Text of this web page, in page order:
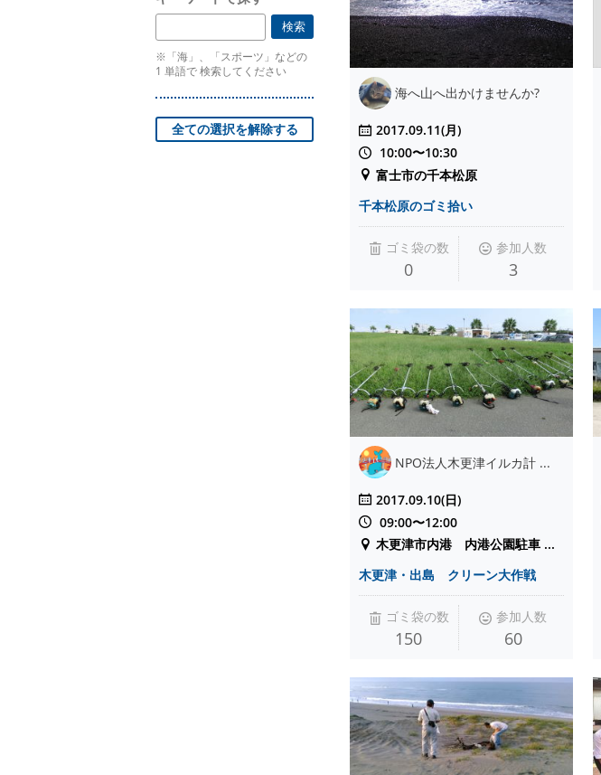
※「海」、「スポーツ」などの
1 単語で 検索してください
海へ山へ出かけませんか?
2017.09.11(月)
10:00〜10:30
富士市の千本松原
千本松原のゴミ拾い
ゴミ袋の数
0
参加人数
3
NPO法人木更津イルカ計 ...
2017.09.10(日)
09:00〜12:00
木更津市内港 内港公園駐車 ...
木更津・出島 クリーン大作戦
ゴミ袋の数
150
参加人数
60